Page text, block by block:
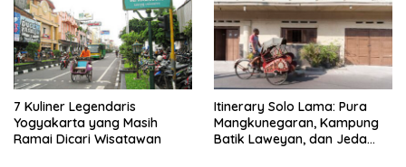
7 Kuliner Legendaris
Yogyakarta yang Masih
Ramai Dicari Wisatawan
Itinerary Solo Lama: Pura
Mangkunegaran, Kampung
Batik Laweyan, dan Jeda